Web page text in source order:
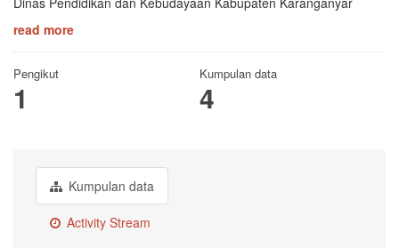
read more
Pengikut
1
Kumpulan data
4
Kumpulan data
Activity Stream